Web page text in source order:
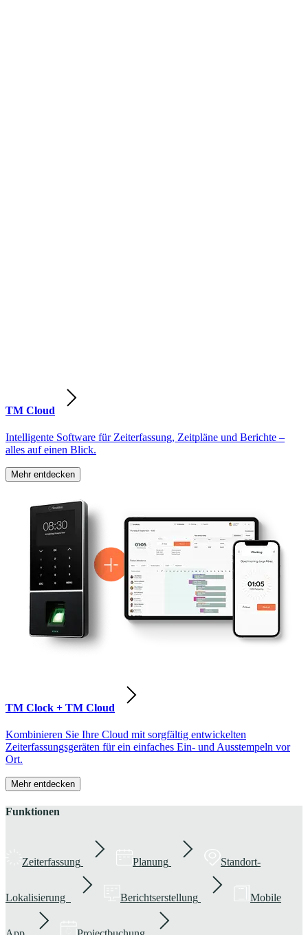
TM Cloud
Intelligente Software für Zeiterfassung, Zeitpläne und Berichte –
alles auf einen Blick.
Mehr entdecken
TM Clock + TM Cloud
Kombinieren Sie Ihre Cloud mit sorgfältig entwickelten
Zeiterfassungsgeräten für ein einfaches Ein- und Ausstempeln vor
Ort.
Mehr entdecken
Funktionen
Zeiterfassung Planung Standort-
Lokalisierung Berichtserstellung Mobile